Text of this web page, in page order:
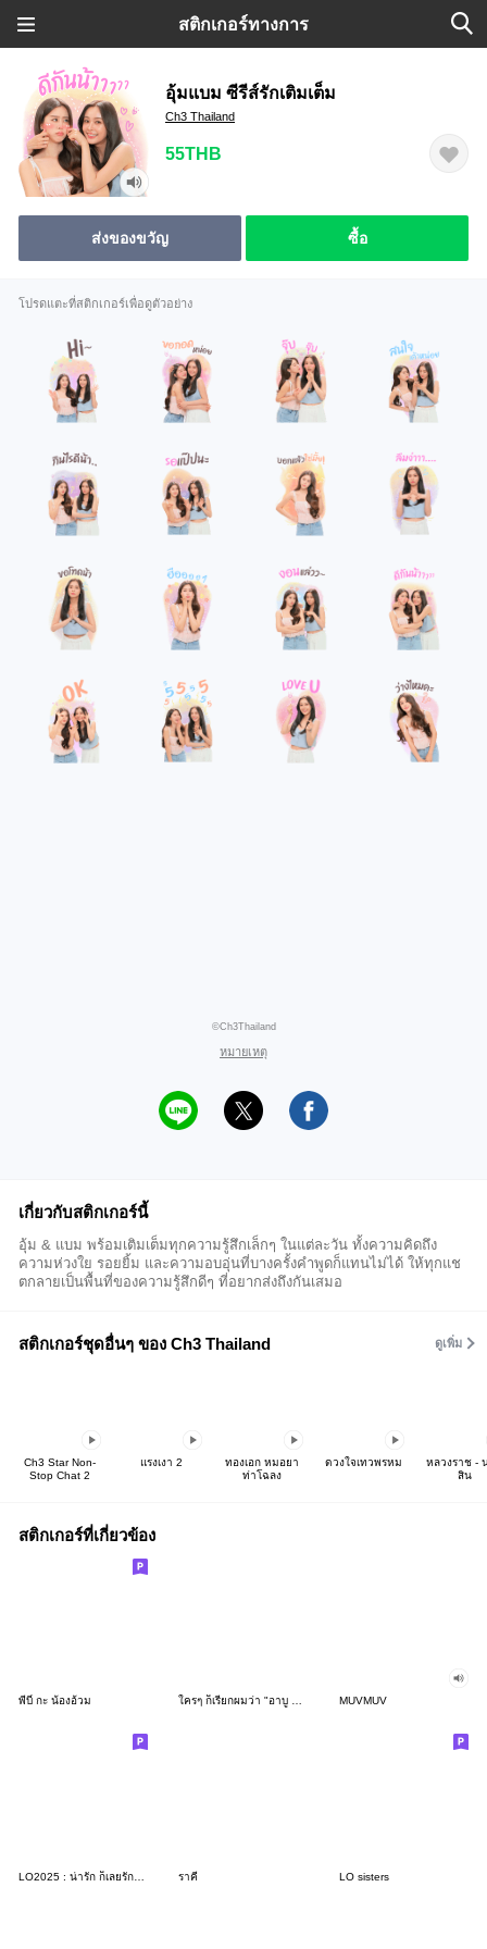
สติกเกอร์ทางการ
อุ้มแบม ซีรีส์รักเติมเต็ม
Ch3 Thailand
55THB
ส่งของขวัญ ซื้อ
โปรดแตะที่สติกเกอร์เพื่อดูตัวอย่าง
©Ch3Thailand
หมายเหตุ
เกี่ยวกับสติกเกอร์นี้
อุ้ม & แบม พร้อมเติมเต็มทุกความรู้สึกเล็กๆ ในแต่ละวัน ทั้งความคิดถึง
ความห่วงใย รอยยิ้ม และความอบอุ่นที่บางครั้งคำพูดก็แทนไม่ได้ ให้ทุกแช
ตกลายเป็นพื้นที่ของความรู้สึกดีๆ ที่อยากส่งถึงกันเสมอ
สติกเกอร์ชุดอื่นๆ ของ Ch3 Thailand ดูเพิ่ม
Ch3 Star Non-
Stop Chat 2
แรงเงา 2
ทองเอก หมอยา
ท่าโฉลง
ดวงใจเทวพรหม
หลวงราช -
สิน
สติกเกอร์ที่เกี่ยวข้อง
พี่บี๋ กะ น้องอ้วม ใครๆ ก็เรียกผมว่า "อาบู ชิคเก้น ควอง" MUVMUV
ราคี LO sisters